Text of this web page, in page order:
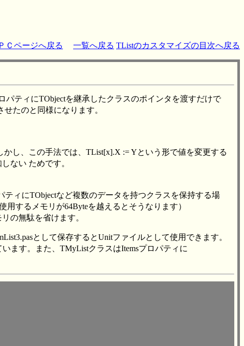
ＰＣページへ戻る 一覧へ戻る TListのカスタマイズの目次へ戻る
パティにTObjectを継承したクラスのポインタを渡すだけで
たのと同様になります。
し、この手法では、TList[x].X := Yという形で値を変更する
ない ためです。
ティにTObjectなど複数のデータを持つクラスを保持する場
するメモリが64Byteを越えるとそうなります）
の無駄を省けます。
として保存するとUnitファイルとして使用できます。
ます。また、TMyListクラスはItemsプロパティに